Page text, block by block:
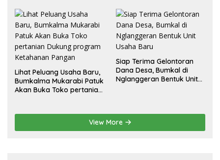
Lihat Peluang Usaha Baru,
Bumkalma Mukarabi Patuk
Akan Buka Toko pertanian
Siap Terima Gelontoran
Dana Desa, Bumkal di
Nglanggeran Bentuk Unit
View More